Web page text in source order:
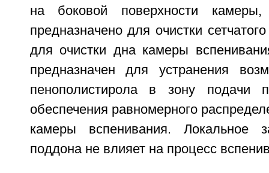
на боковой поверхности
предназначено для очистки
для очистки дна камеры
предназначен для устранения
пенополистирола в зону
обеспечения равномерного
камеры вспенивания. Локальное
поддона не влияет на процесс